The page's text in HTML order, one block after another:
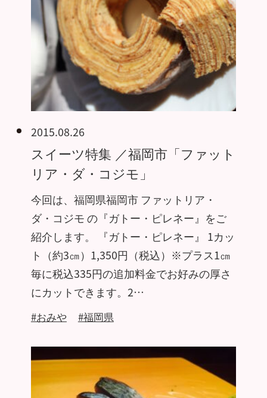
2015.08.26
スイーツ特集 ／福岡市「ファット
リア・ダ・コジモ」
今回は、福岡県福岡市 ファットリア・
ダ・コジモ の『ガトー・ピレネー』をご
紹介します。 『ガトー・ピレネー』 1カッ
ト（約3㎝）1,350円（税込）※プラス1㎝
毎に税込335円の追加料金でお好みの厚さ
にカットできます。2…
#おみや #福岡県